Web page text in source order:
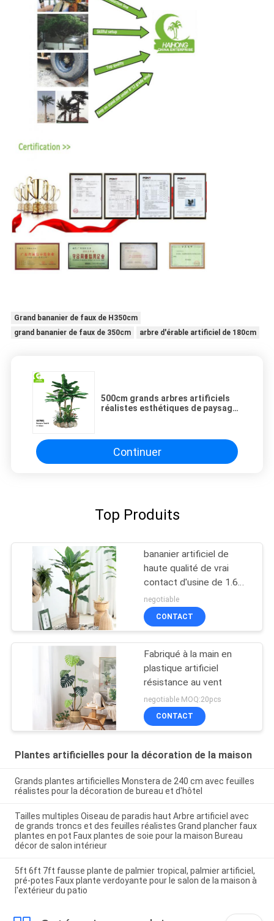
Grand bananier de faux de H350cm
grand bananier de faux de 350cm
arbre d'érable artificiel de 180cm
500cm grands arbres artificiels
réalistes esthétiques de paysage
Continuer
Top Produits
bananier artificiel de
haute qualité de vrai
contact d'usine de 1.6m
en vente chaude
negotiable
CONTACT
Fabriqué à la main en
plastique artificiel
résistance au vent
negotiable MOQ:20pcs
CONTACT
Plantes artificielles pour la décoration de la maison
Grands plantes artificielles Monstera de 240 cm avec feuilles
réalistes pour la décoration de bureau et d'hôtel
Tailles multiples Oiseau de paradis haut Arbre artificiel avec
de grands troncs et des feuilles réalistes Grand plancher faux
plantes en pot Faux plantes de soie pour la maison Bureau
décor de salon intérieur
5ft 6ft 7ft fausse plante de palmier tropical, palmier artificiel,
pré-potes Faux plante verdoyante pour le salon de la maison à
l'extérieur du patio